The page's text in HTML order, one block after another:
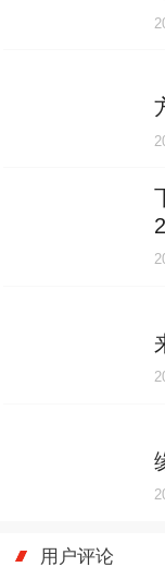
用户评论